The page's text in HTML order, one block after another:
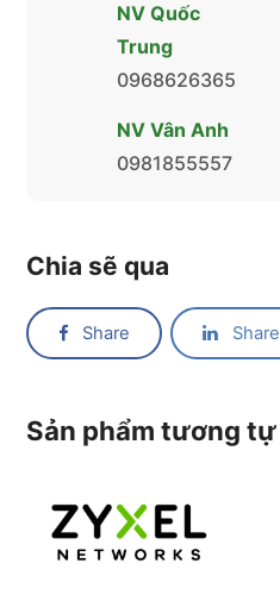
NV Quốc
Trung
0968626365
NV Vân Anh
0981855557
Chia sẽ qua
Share Share
Sản phẩm tương tự